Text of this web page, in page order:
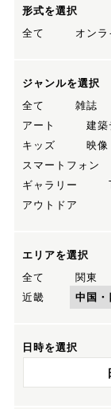
形式を選択
全て
オンラ
ジャンルを選択
全て
雑誌
アート
建築
キッズ
映像
スマートフォン
ギャラリー
アウトドア
エリアを選択
全て
関東
近畿
中国・
日時を選択